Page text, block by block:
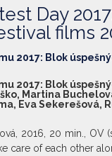
r. Katarína
KÚZELNÍKA r. Viktor
Day
films
2017: Blok
2017: Blok
Martina
Eva Sekerešová,
2016, 20 min., OV
care of each other